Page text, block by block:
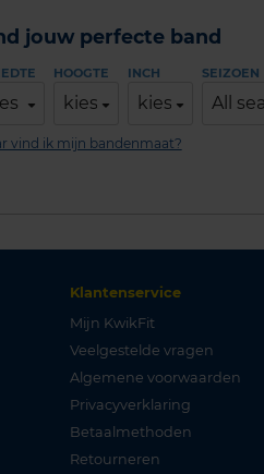
jouw perfecte band
HOOGTE
kies
INCH
kies
SEIZOEN
All
vind ik mijn bandenmaat?
Klantenservice
Mijn KwikFit
Veelgestelde vragen
Algemene voorwaarden
Privacyverklaring
Betaalmethoden
Retourneren